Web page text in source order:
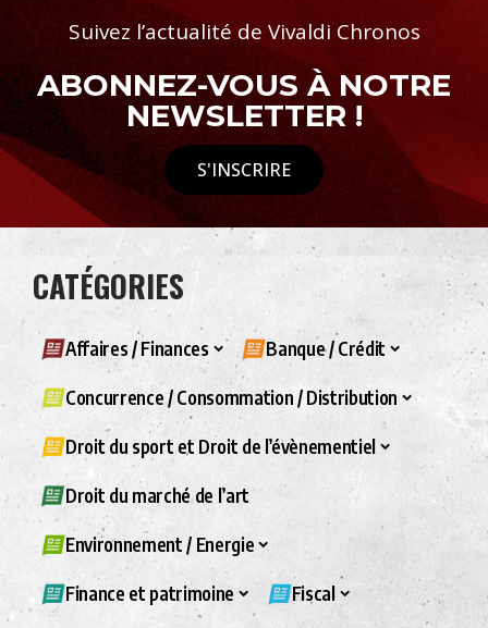
Suivez l’actualité de Vivaldi Chronos
ABONNEZ-VOUS À NOTRE
NEWSLETTER !
S'INSCRIRE
CATÉGORIES
Affaires / Finances Banque / Crédit
Concurrence / Consommation / Distribution
Droit du sport et Droit de l’évènementiel
Droit du marché de l’art
Environnement / Energie
Finance et patrimoine Fiscal